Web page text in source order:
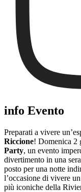
info Evento
Preparati a vivere
Riccione! Domenica 2
Party, un evento
divertimento in una
posto per una notte
l’occasione di vivere
più iconiche della